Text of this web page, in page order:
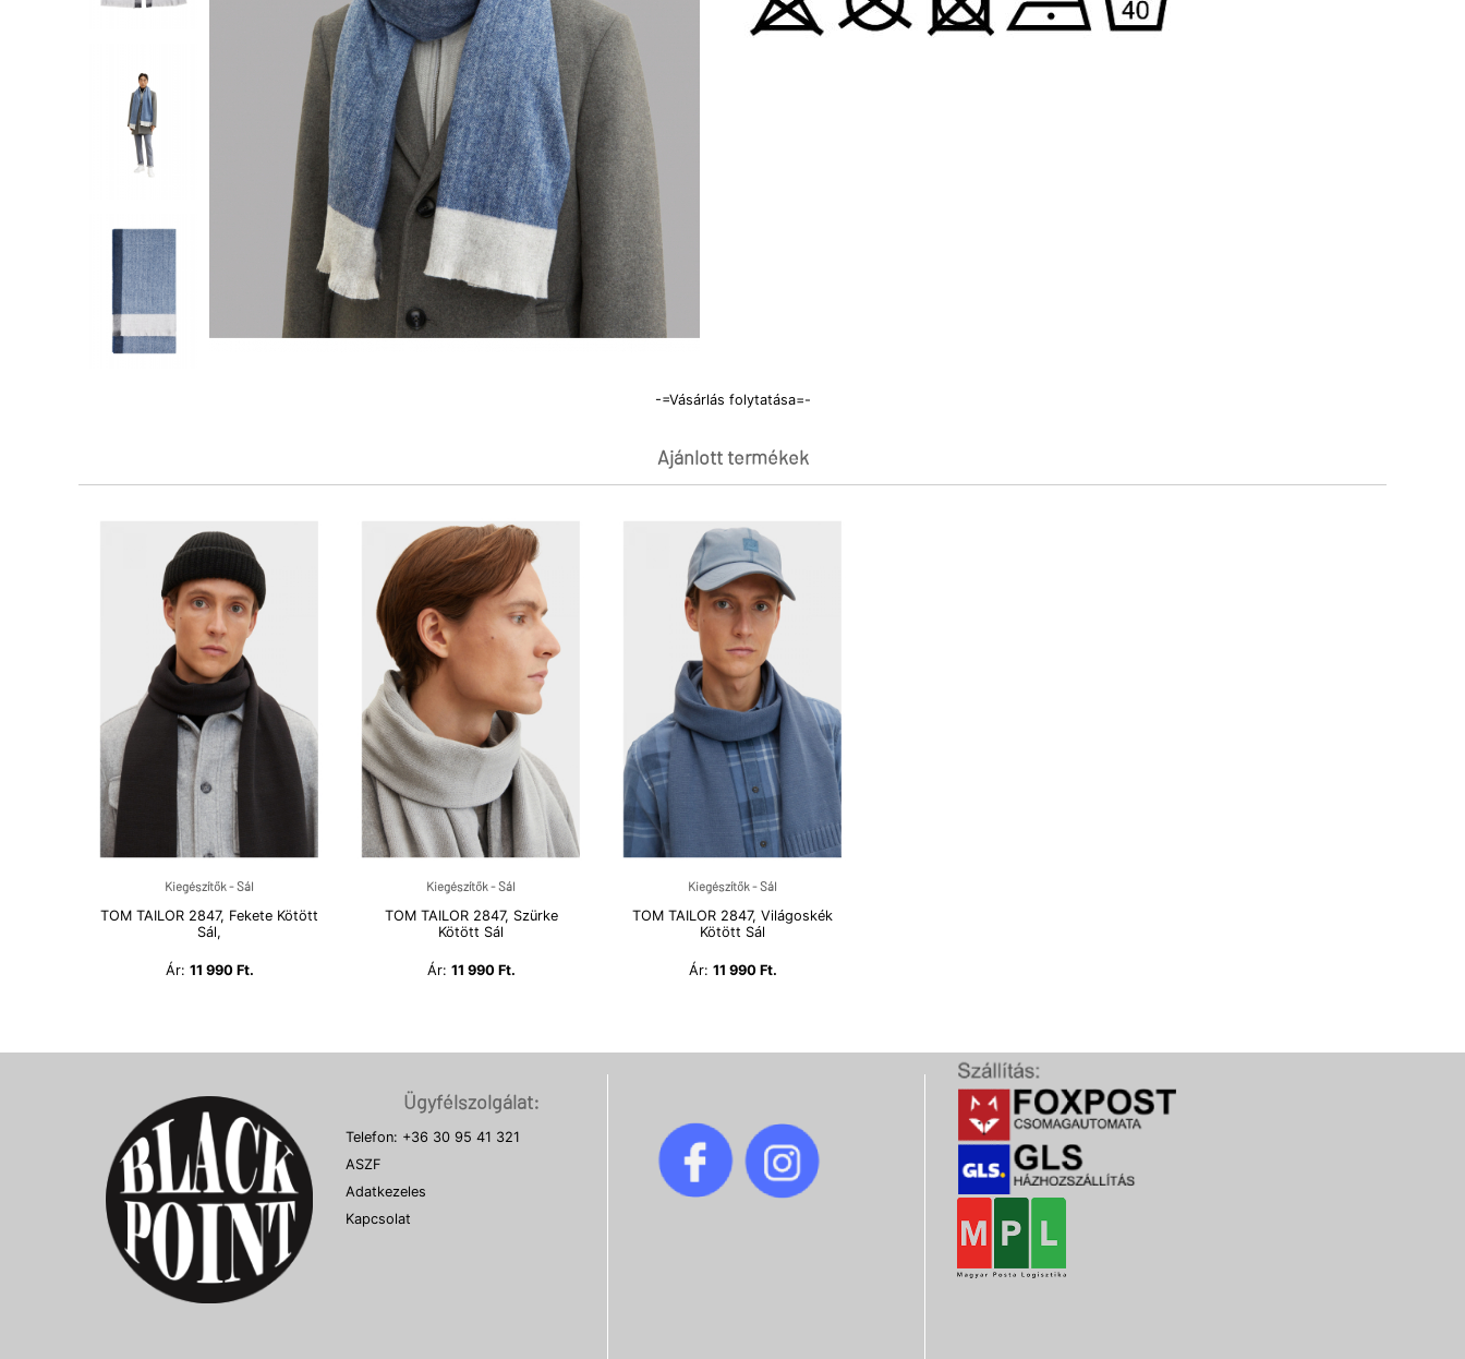
-=Vásárlás folytatása=-
Ajánlott termékek
Kiegészítők - Sál
TOM TAILOR 2847, Fekete Kötött
Sál,
Ár: 11 990 Ft.
Kiegészítők - Sál
TOM TAILOR 2847, Szürke
Kötött Sál
Ár: 11 990 Ft.
Kiegészítők - Sál
TOM TAILOR 2847, Világoskék
Kötött Sál
Ár: 11 990 Ft.
Ügyfélszolgálat:
Telefon: +36 30 95 41 321
ASZF
Adatkezeles
Kapcsolat